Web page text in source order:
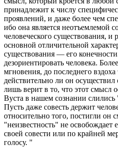
принадлежит к числу
проявлений, и даже более чем
ибо она является неотъемлемой
человеческого существования, и
основной отличительной
существования — его
дезориентировать человека.
мгновения, до последнего вздоха
действительно ли он
лишь верит в то, что этот смысл
Вуста в нашем сознании слились
Пусть даже совесть держит
относительно того, постигли он
"неизвестность" не освобождает
своей совести или по крайней
голосу. "